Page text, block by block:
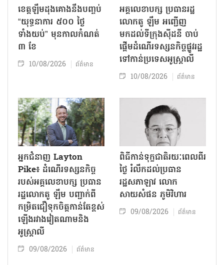
ខេត្តឡឹមដុងគោងនឹងបញ្ចប់
“យុទ្ធនាការ ៥០០ ថ្ងៃ
ទាំងយប់” មុនកាលកំណត់
៣ ខែ
10/08/2026 ព័ត៌មាន
អគ្គលេខាបក្ស ប្រធានរដ្ឋ
លោកតូ ឡឹម អញ្ជើញ
មកដល់ទីក្រុងស៊ីដនី ចាប់
ផ្តើមដំណើរទស្សនកិច្ចផ្លូវរដ្ឋ
ទៅកាន់ប្រទេសអូស្ត្រាលី
10/08/2026 ព័ត៌មាន
អ្នកជំនាញ Layton
Pike៖ ដំណើរទស្សនកិច្ច
របស់អគ្គលេខាបក្ស ប្រធាន
រដ្ឋលោកតូ ឡឹម បញ្ជាក់ពី
កម្រិតជឿទុកចិត្តកាន់តែខ្ពស់
ឡើងរវាងវៀតណាមនិង
អូស្ត្រាលី
09/08/2026 ព័ត៌មាន
ពិធីកាន់ទុក្ខជាតិរយៈពេលពីរ
ថ្ងៃ រំលឹកដល់ប្រធាន
រដ្ឋសភាឡាវ លោក
សាយសំផន ភូមិវិហារ
09/08/2026 ព័ត៌មាន